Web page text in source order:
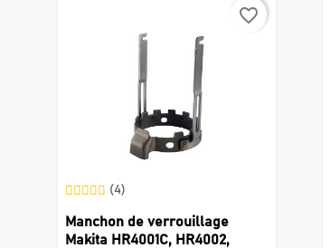
favorite_border
(4)
Manchon de verrouillage
Makita HR4001C, HR4002,